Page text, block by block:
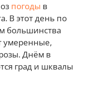
погоды в
В этот день по
большинства
умеренные,
Днём в
град и шквалы